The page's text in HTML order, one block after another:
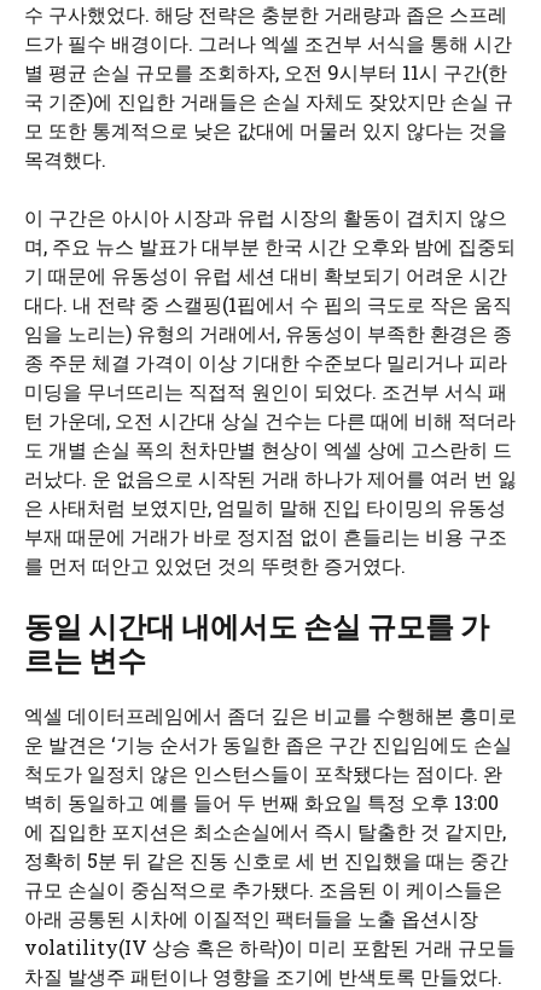
수 구사했었다. 해당 전략은 충분한 거래량과 좁은 스프레
드가 필수 배경이다. 그러나 엑셀 조건부 서식을 통해 시간
별 평균 손실 규모를 조회하자, 오전 9시부터 11시 구간(한
국 기준)에 진입한 거래들은 손실 자체도 잦았지만 손실 규
모 또한 통계적으로 낮은 값대에 머물러 있지 않다는 것을
목격했다.
이 구간은 아시아 시장과 유럽 시장의 활동이 겹치지 않으
며, 주요 뉴스 발표가 대부분 한국 시간 오후와 밤에 집중되
기 때문에 유동성이 유럽 세션 대비 확보되기 어려운 시간
대다. 내 전략 중 스캘핑(1핍에서 수 핍의 극도로 작은 움직
임을 노리는) 유형의 거래에서, 유동성이 부족한 환경은 종
종 주문 체결 가격이 이상 기대한 수준보다 밀리거나 피라
미딩을 무너뜨리는 직접적 원인이 되었다. 조건부 서식 패
턴 가운데, 오전 시간대 상실 건수는 다른 때에 비해 적더라
도 개별 손실 폭의 천차만별 현상이 엑셀 상에 고스란히 드
러났다. 운 없음으로 시작된 거래 하나가 제어를 여러 번 잃
은 사태처럼 보였지만, 엄밀히 말해 진입 타이밍의 유동성
부재 때문에 거래가 바로 정지점 없이 흔들리는 비용 구조
를 먼저 떠안고 있었던 것의 뚜렷한 증거였다.
동일 시간대 내에서도 손실 규모를 가
르는 변수
엑셀 데이터프레임에서 좀더 깊은 비교를 수행해본 흥미로
운 발견은 ‘기능 순서가 동일한 좁은 구간 진입임에도 손실
척도가 일정치 않은 인스턴스들이 포착됐다는 점이다. 완
벽히 동일하고 예를 들어 두 번째 화요일 특정 오후 13:00
에 집입한 포지션은 최소손실에서 즉시 탈출한 것 같지만,
정확히 5분 뒤 같은 진동 신호로 세 번 진입했을 때는 중간
규모 손실이 중심적으로 추가됐다. 조음된 이 케이스들은
아래 공통된 시차에 이질적인 팩터들을 노출 옵션시장
volatility(IV 상승 혹은 하락)이 미리 포함된 거래 규모들
차질 발생주 패턴이나 영향을 조기에 반색토록 만들었다.